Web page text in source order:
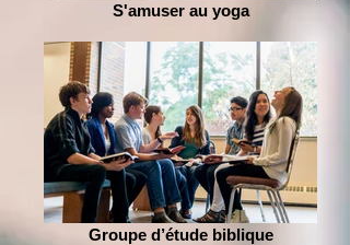
S'amuser au yoga
Groupe d’étude biblique